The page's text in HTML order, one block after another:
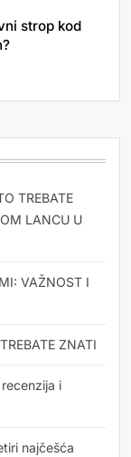
strop kod
TREBATE
LANCU U
VAŽNOST I
ZNATI
i
najčešća